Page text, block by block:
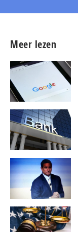
Meer lezen